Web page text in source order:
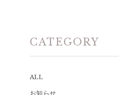
CATEGORY
ALL
お知らせ